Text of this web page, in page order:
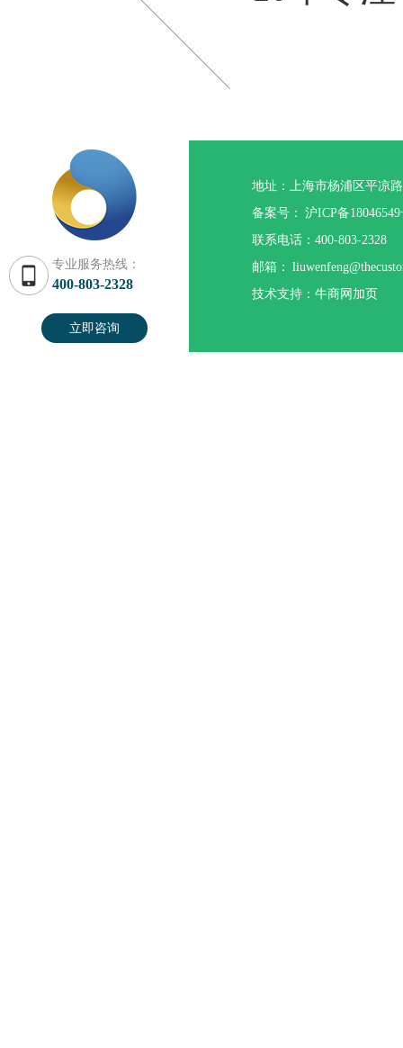
专业服务热线：
400-803-2328
立即咨询
地址：上海市杨浦区平凉
备案号： 沪ICP备
联系电话：400-803-2328
邮箱：
技术支持：牛商网加页